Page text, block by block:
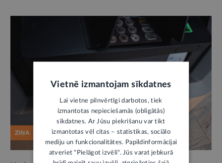
ZIŅA
Vietnē izmantojam sīkdatnes
Lai vietne pilnvērtīgi darbotos, tiek
izmantotas nepieciešamās (obligātās)
sīkdatnes. Ar Jūsu piekrišanu var tikt
izmantotas vēl citas – statistikas, sociālo
mediju un funkcionalitātes. Papildinformācijai
atveriet "Pielāgot izvēli". Jūs varat jebkurā